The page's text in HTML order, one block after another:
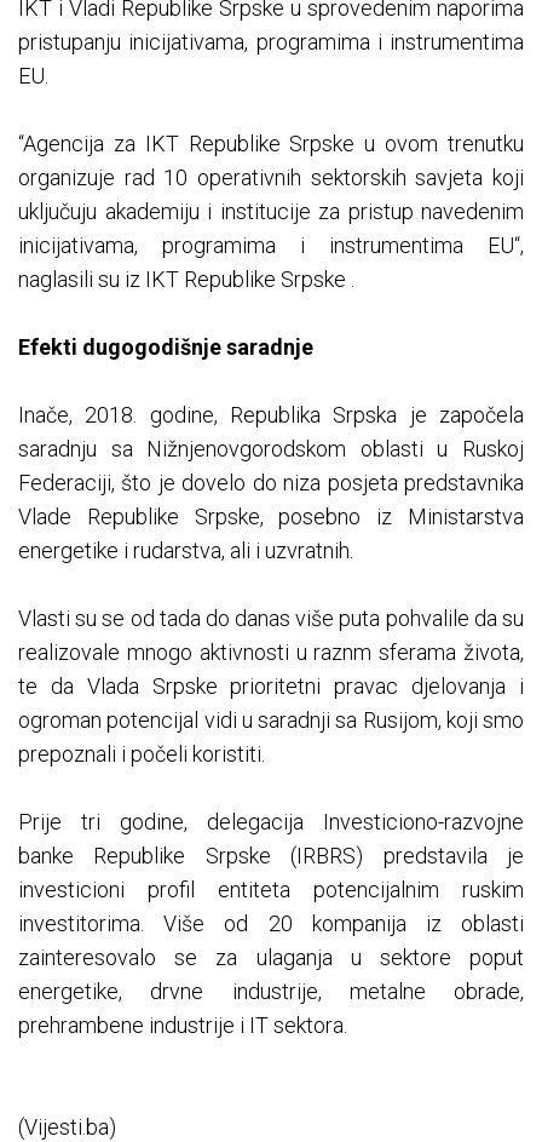
IKT i Vladi Republike Srpske u sprovedenim naporima
pristupanju inicijativama, programima i instrumentima
EU.
“Agencija za IKT Republike Srpske u ovom trenutku
organizuje rad 10 operativnih sektorskih savjeta koji
uključuju akademiju i institucije za pristup navedenim
inicijativama, programima i instrumentima EU“,
naglasili su iz IKT Republike Srpske .
Efekti dugogodišnje saradnje
Inače, 2018. godine, Republika Srpska je započela
saradnju sa Nižnjenovgorodskom oblasti u Ruskoj
Federaciji, što je dovelo do niza posjeta predstavnika
Vlade Republike Srpske, posebno iz Ministarstva
energetike i rudarstva, ali i uzvratnih.
Vlasti su se od tada do danas više puta pohvalile da su
realizovale mnogo aktivnosti u raznm sferama života,
te da Vlada Srpske prioritetni pravac djelovanja i
ogroman potencijal vidi u saradnji sa Rusijom, koji smo
prepoznali i počeli koristiti.
Prije tri godine, delegacija Investiciono-razvojne
banke Republike Srpske (IRBRS) predstavila je
investicioni profil entiteta potencijalnim ruskim
investitorima. Više od 20 kompanija iz oblasti
zainteresovalo se za ulaganja u sektore poput
energetike, drvne industrije, metalne obrade,
prehrambene industrije i IT sektora.
(Vijesti.ba)